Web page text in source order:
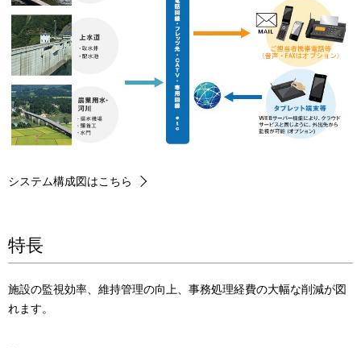
システム構成図はこちら
特長
施設の監視効率、維持管理の向上、事務処理経費の大幅な削減が図
れます。